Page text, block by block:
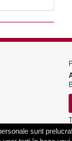
sunt